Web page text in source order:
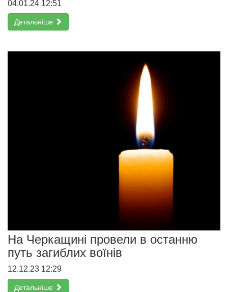
04.01.24 12:51
Детальніше
На Черкащині провели в останню
путь загиблих воїнів
12.12.23 12:29
Детальніше